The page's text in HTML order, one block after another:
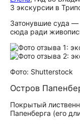
3 экскурсии в
Затонувшие суда —
сюда ради
Фото: Shutterstock
Остров
Покрытый
Папенберга (его